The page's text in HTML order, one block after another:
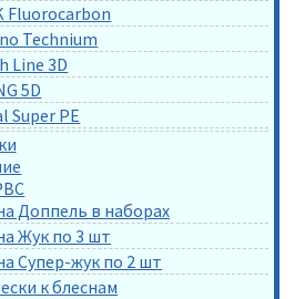
Fluorocarbon
Technium
Line 3D
5D
Super PE
Доппель в наборах
Жук по 3 шт
Супер-жук по 2 шт
к блеснам